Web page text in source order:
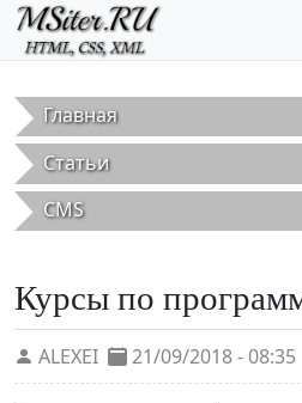
Перейти к основному
Главная
Статьи
CMS
Курсы по
ALEXEI 21/09/2018 - 08:35